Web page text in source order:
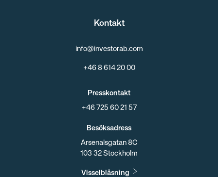
Kontakt
info@investorab.com
+46 8 614 20 00
Presskontakt
+46 725 60 21 57
Besöksadress
Arsenalsgatan 8C
103 32 Stockholm
Visselblåsning